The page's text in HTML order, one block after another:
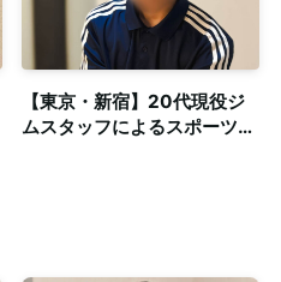
【東京・新宿】20代現役ジ
ムスタッフによるスポーツス